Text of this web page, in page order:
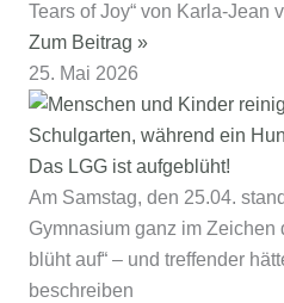
Tears of Joy“ von Karla-Jean
Zum Beitrag »
25. Mai 2026
Das LGG ist aufgeblüht!
Am Samstag, den 25.04.
Gymnasium ganz im Zeichen
blüht auf“ – und treffender
beschreiben